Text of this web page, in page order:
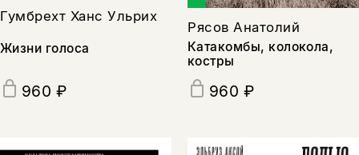
Гумбрехт Ханс Ульрих
Жизни голоса
960 ₽
Рясов Анатолий
Катакомбы, колокола,
костры
960 ₽